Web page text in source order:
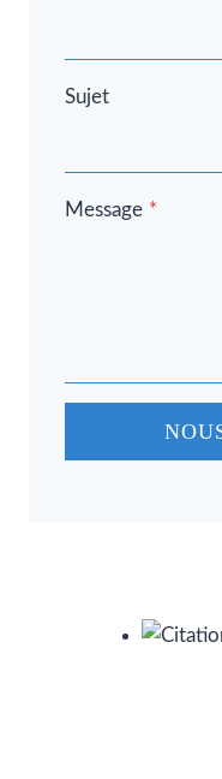
Sujet
Message *